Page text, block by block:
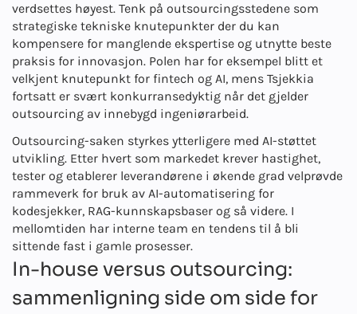
verdsettes høyest. Tenk på outsourcingsstedene som
strategiske tekniske knutepunkter der du kan
kompensere for manglende ekspertise og utnytte beste
praksis for innovasjon. Polen har for eksempel blitt et
velkjent knutepunkt for fintech og AI, mens Tsjekkia
fortsatt er svært konkurransedyktig når det gjelder
outsourcing av innebygd ingeniørarbeid.
Outsourcing-saken styrkes ytterligere med AI-støttet
utvikling. Etter hvert som markedet krever hastighet,
tester og etablerer leverandørene i økende grad velprøvde
rammeverk for bruk av AI-automatisering for
kodesjekker, RAG-kunnskapsbaser og så videre. I
mellomtiden har interne team en tendens til å bli
sittende fast i gamle prosesser.
In-house versus outsourcing:
sammenligning side om side for